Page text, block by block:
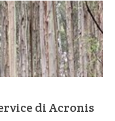
di Acronis